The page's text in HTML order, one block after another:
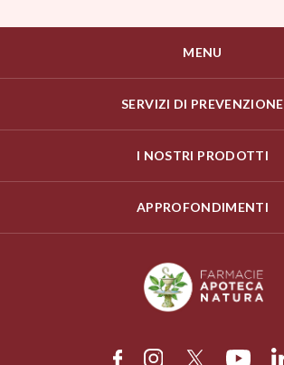
MENU
SERVIZI DI PREVENZIONE
I NOSTRI PRODOTTI
APPROFONDIMENTI